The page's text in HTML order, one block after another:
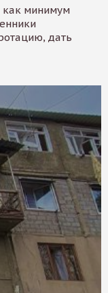
как минимум
дать